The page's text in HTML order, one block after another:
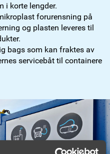
i korte lengder.
forurensning på
og plasten leveres til
bags som kan fraktes av
servicebåt til containere